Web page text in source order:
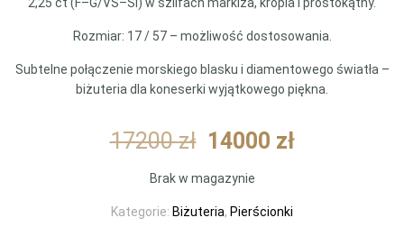
Rozmiar: 17 / 57 – możliwość dostosowania.
Subtelne połączenie morskiego blasku i diamentowego światła –
biżuteria dla koneserki wyjątkowego piękna.
17200zł Pierwotna
cena
wynosiła:
17200 zł.
14000 złAktualna
Brak w magazynie
Kategorie: Biżuteria, Pierścionki